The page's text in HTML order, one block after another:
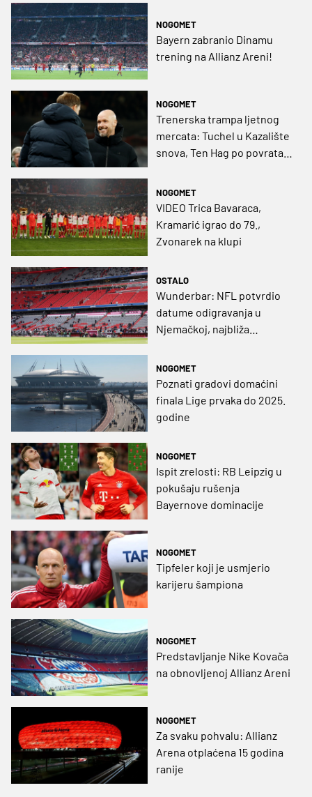
NOGOMET
Bayern zabranio Dinamu
trening na Allianz Areni!
NOGOMET
Trenerska trampa ljetnog
mercata: Tuchel u Kazalište
snova, Ten Hag po povratak
NOGOMET
VIDEO Trica Bavaraca,
Kramarić igrao do 79.,
Zvonarek na klupi
OSTALO
Wunderbar: NFL potvrdio
datume odigravanja u
Njemačkoj, najbliža
NOGOMET
Poznati gradovi domaćini
finala Lige prvaka do 2025.
godine
NOGOMET
Ispit zrelosti: RB Leipzig u
pokušaju rušenja
Bayernove dominacije
NOGOMET
Tipfeler koji je usmjerio
karijeru šampiona
NOGOMET
Predstavljanje Nike Kovača
na obnovljenoj Allianz Areni
NOGOMET
Za svaku pohvalu: Allianz
Arena otplaćena 15 godina
ranije